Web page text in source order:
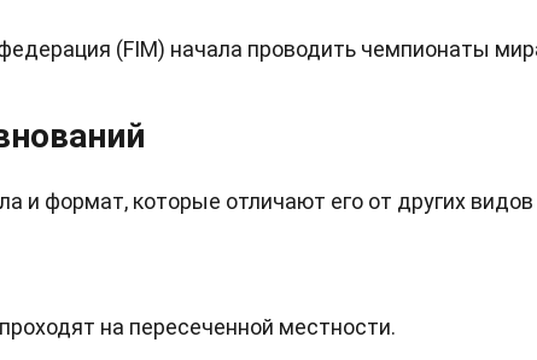
(FIM) начала проводить чемпионаты
и формат, которые отличают его от других видов
на пересеченной местности.